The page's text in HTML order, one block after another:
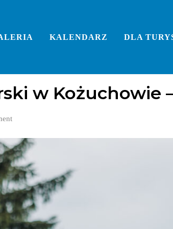
KALENDARZ DLA
w Kożuchowie